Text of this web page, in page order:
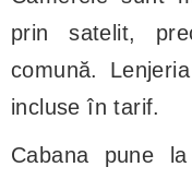
prin satelit,
comună.
incluse în tarif.
Cabana pune